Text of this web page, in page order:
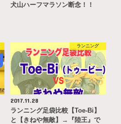
犬山ハーフマラソン断念！！
ランニング
2017.11.28
ランニング足袋比較【Toe-Bi】
と【きねや無敵】→『陸王』で